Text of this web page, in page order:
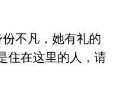
不凡，她有礼的
住在这里的人，请